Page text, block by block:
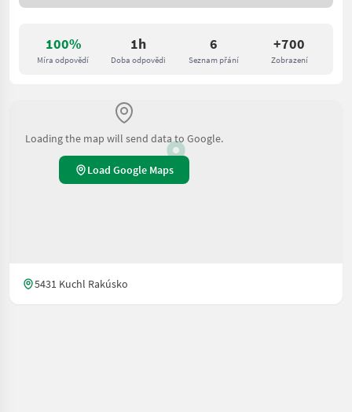
100%
Míra odpovědí
1h
Doba odpovědi
6
Seznam přání
+700
Zobrazení
Loading the map will send data to Google.
Load Google Maps
5431 Kuchl Rakúsko